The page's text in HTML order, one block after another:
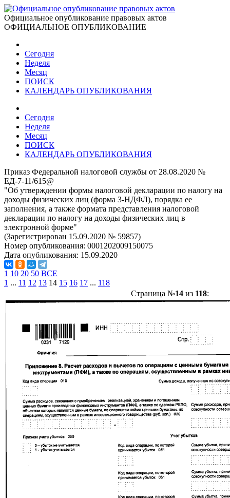
Официальное опубликование правовых актов
ОФИЦИАЛЬНОЕ ОПУБЛИКОВАНИЕ
Сегодня
Неделя
Месяц
ПОИСК
КАЛЕНДАРЬ ОПУБЛИКОВАНИЯ
Сегодня
Неделя
Месяц
ПОИСК
КАЛЕНДАРЬ ОПУБЛИКОВАНИЯ
Приказ Федеральной налоговой службы от 28.08.2020 №
ЕД-7-11/615@
"Об утверждении формы налоговой декларации по налогу на
доходы физических лиц (форма 3-НДФЛ), порядка ее
заполнения, а также формата представления налоговой
декларации по налогу на доходы физических лиц в
электронной форме"
(Зарегистрирован 15.09.2020 № 59857)
Номер опубликования: 0001202009150075
Дата опубликования: 15.09.2020
1 10 20 50 ВСЕ
1 ... 11 12 13 14 15 16 17 ... 118
Страница №14 из 118: